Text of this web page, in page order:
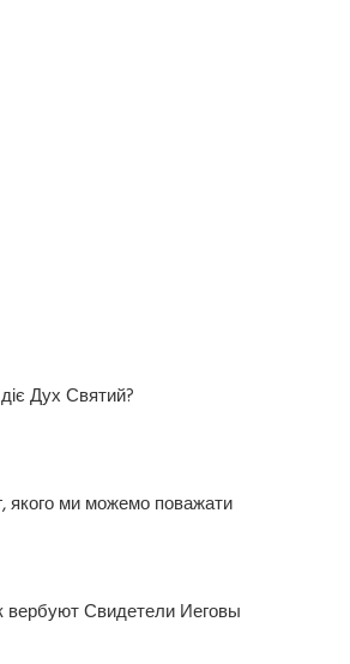
Дух Святий?
якого ми можемо поважати
вербуют Свидетели Иеговы